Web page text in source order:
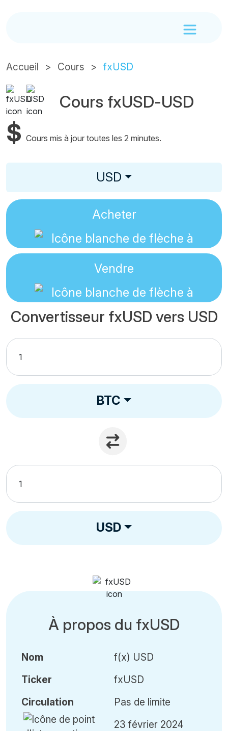
Accueil Cours fxUSD
Cours fxUSD-USD
$ Cours mis à jour toutes les 2 minutes.
USD
Acheter
Vendre
Convertisseur fxUSD vers USD
BTC
USD
À propos du fxUSD
Nom
Ticker
Circulation
f(x) USD
fxUSD
Pas de limite
23 février 2024